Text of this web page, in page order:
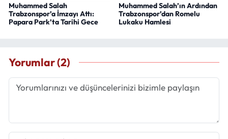
Muhammed Salah
Trabzonspor’a İmzayı Attı:
Papara Park’ta Tarihi Gece
Muhammed Salah’ın Ardından
Trabzonspor’dan Romelu
Lukaku Hamlesi
Yorumlar (2)